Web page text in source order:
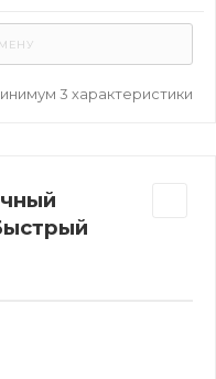
3 характеристики